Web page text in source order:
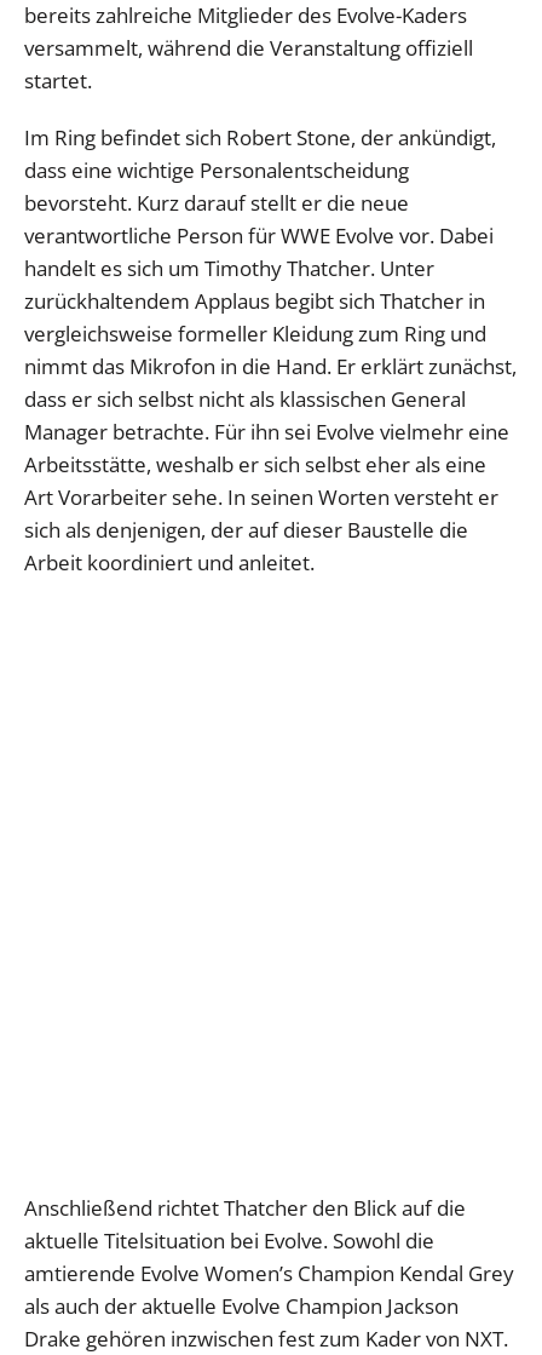
bereits zahlreiche Mitglieder des Evolve-Kaders
versammelt, während die Veranstaltung offiziell
startet.
Im Ring befindet sich Robert Stone, der ankündigt,
dass eine wichtige Personalentscheidung
bevorsteht. Kurz darauf stellt er die neue
verantwortliche Person für WWE Evolve vor. Dabei
handelt es sich um Timothy Thatcher. Unter
zurückhaltendem Applaus begibt sich Thatcher in
vergleichsweise formeller Kleidung zum Ring und
nimmt das Mikrofon in die Hand. Er erklärt zunächst,
dass er sich selbst nicht als klassischen General
Manager betrachte. Für ihn sei Evolve vielmehr eine
Arbeitsstätte, weshalb er sich selbst eher als eine
Art Vorarbeiter sehe. In seinen Worten versteht er
sich als denjenigen, der auf dieser Baustelle die
Arbeit koordiniert und anleitet.
Anschließend richtet Thatcher den Blick auf die
aktuelle Titelsituation bei Evolve. Sowohl die
amtierende Evolve Women’s Champion Kendal Grey
als auch der aktuelle Evolve Champion Jackson
Drake gehören inzwischen fest zum Kader von NXT.